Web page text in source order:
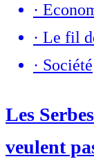
·
· Le fil
· Société
Les
veulent